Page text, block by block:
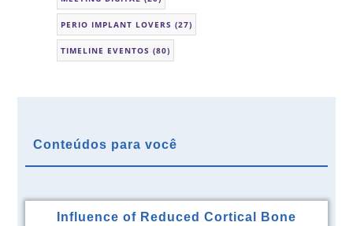
PERIO IMPLANT LOVERS (27)
TIMELINE EVENTOS (80)
Conteúdos para você
Influence of Reduced Cortical Bone